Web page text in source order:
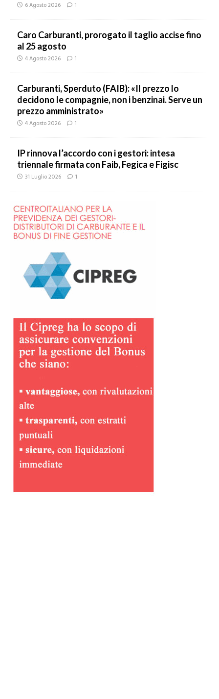
6 Agosto 2026 1
Caro Carburanti, prorogato il taglio accise fino
al 25 agosto
4 Agosto 2026 1
Carburanti, Sperduto (FAIB): «Il prezzo lo
decidono le compagnie, non i benzinai. Serve un
prezzo amministrato»
4 Agosto 2026 1
IP rinnova l’accordo con i gestori: intesa
triennale firmata con Faib, Fegica e Figisc
31 Luglio 2026 1